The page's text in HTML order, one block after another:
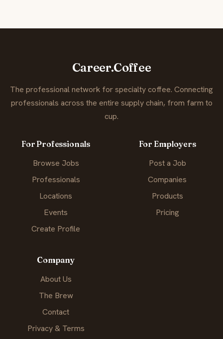
Career.Coffee
The professional network for specialty coffee. Connecting
professionals across the entire supply chain, from farm to
cup.
For Professionals
Browse Jobs
Professionals
Locations
Events
Create Profile
For Employers
Post a Job
Companies
Products
Pricing
Company
About Us
The Brew
Contact
Privacy & Terms